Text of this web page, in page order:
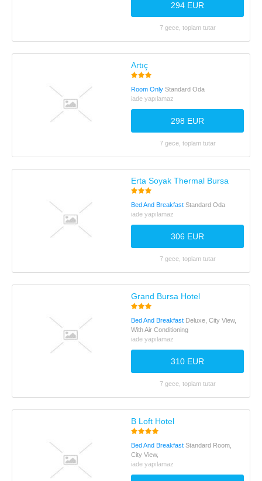
294 EUR
7 gece, toplam tutar
Artıç
Room Only Standard Oda
iade yapılamaz
298 EUR
7 gece, toplam tutar
Erta Soyak Thermal Bursa
Bed And Breakfast Standard Oda
iade yapılamaz
306 EUR
7 gece, toplam tutar
Grand Bursa Hotel
Bed And Breakfast Deluxe, City View,
With Air Conditioning
iade yapılamaz
310 EUR
7 gece, toplam tutar
B Loft Hotel
Bed And Breakfast Standard Room,
City View,
iade yapılamaz